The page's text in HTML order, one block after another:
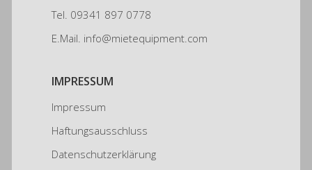
Tel. 09341 897 0778
E.Mail. info@mietequipment.com
IMPRESSUM
Impressum
Haftungsausschluss
Datenschutzerklärung